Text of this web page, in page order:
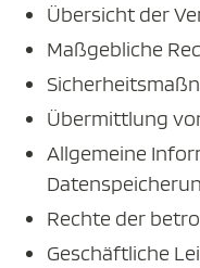
Übersicht der
Maßgebliche
Übermittlung
Allgemeine
Rechte der
Geschäftliche